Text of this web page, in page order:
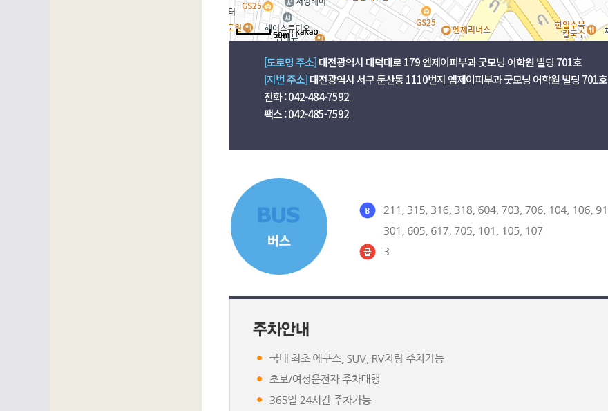
50m
[도로명 주소]대전광역시 대덕대로 179 엠제이피부과 굿모닝 어학원 빌딩 701호
[지번 주소]대전광역시 서구 둔산동 1110번지 엠제이피부과 굿모닝 어학원 빌딩 701호
전화 : 042-484-7592
팩스 : 042-485-7592